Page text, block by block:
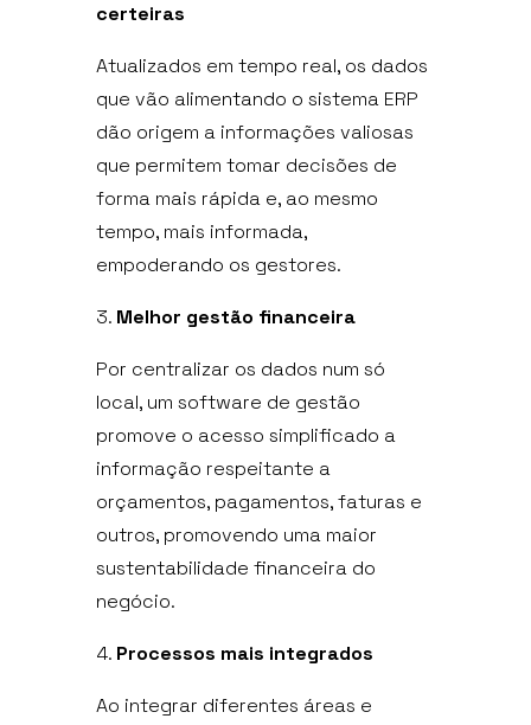
certeiras
Atualizados em tempo real, os dados
que vão alimentando o sistema ERP
dão origem a informações valiosas
que permitem tomar decisões de
forma mais rápida e, ao mesmo
tempo, mais informada,
empoderando os gestores.
Melhor gestão financeira
Por centralizar os dados num só
local, um software de gestão
promove o acesso simplificado a
informação respeitante a
orçamentos, pagamentos, faturas e
outros, promovendo uma maior
sustentabilidade financeira do
negócio.
Processos mais integrados
Ao integrar diferentes áreas e